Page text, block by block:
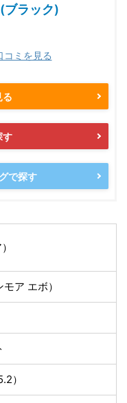
ブラック)
コミを見る
す
で探す
ア エボ）
）